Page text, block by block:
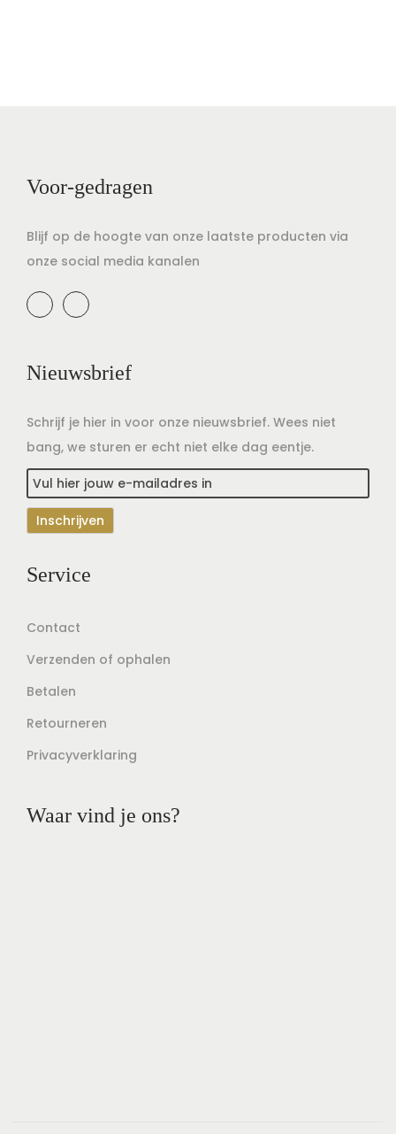
Voor-gedragen
Blijf op de hoogte van onze laatste producten via
onze social media kanalen
Nieuwsbrief
Schrijf je hier in voor onze nieuwsbrief. Wees niet
bang, we sturen er echt niet elke dag eentje.
Service
Contact
Verzenden of ophalen
Betalen
Retourneren
Privacyverklaring
Waar vind je ons?